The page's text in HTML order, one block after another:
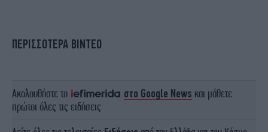
ΠΕΡΙΣΣΟΤΕΡΑ ΒΙΝΤΕΟ
Ακολουθήστε το στο Google News και μάθετε
πρώτοι όλες τις ειδήσεις